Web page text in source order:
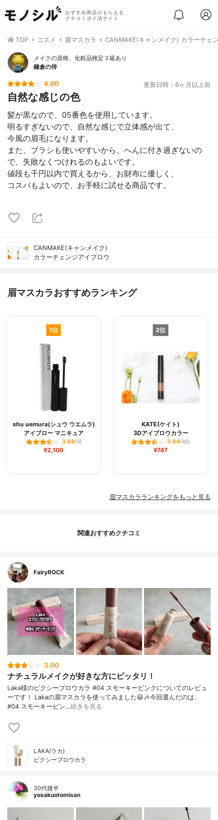
おすすめ商品がもらえる
クチコミポイ活サイト
TOP コスメ 眉マスカラ CANMAKE(キャンメイク) カラーチェ
メイクの資格、化粧品検定３級あり
鎌倉の侍
4.00 更新日時：6ヶ月以上前
自然な感じの色
髪が黒なので、05番色を使用しています。
明るすぎないので、自然な感じで立体感が出て、
今風の眉毛になります。
また、ブラシも使いやすいから、へんに付き過ぎないの
で、失敗なくつけれるのもよいです。
値段も千円以内で買えるから、お財布に優しく、
コスパもよいので、お手軽に試せる商品です。
CANMAKE(キャンメイク)
カラーチェンジアイブロウ
眉マスカラおすすめランキング
1位
shu uemura(シュウ ウエムラ)
アイブロー マニキュア
3.88(5)
¥2,100
2位
KATE(ケイト)
3Dアイブロウカラー
3.84(45)
¥747
眉マスカラランキングをもっと見る
関連おすすめクチコミ
FairyROCK
3.00
ナチュラルメイクが好きな方にピッタリ！
Laka様のピクシーブロウカラ #04 スモーキーピンクについてのレビュ
ーです！ Lakaの眉マスカラを使ってみました😃🎶今回選んだのは、
#04 スモーキーピン…続きを見る
LAKA(ラカ)
ピクシーブロウカラ
30代後半
yosakuotomisan